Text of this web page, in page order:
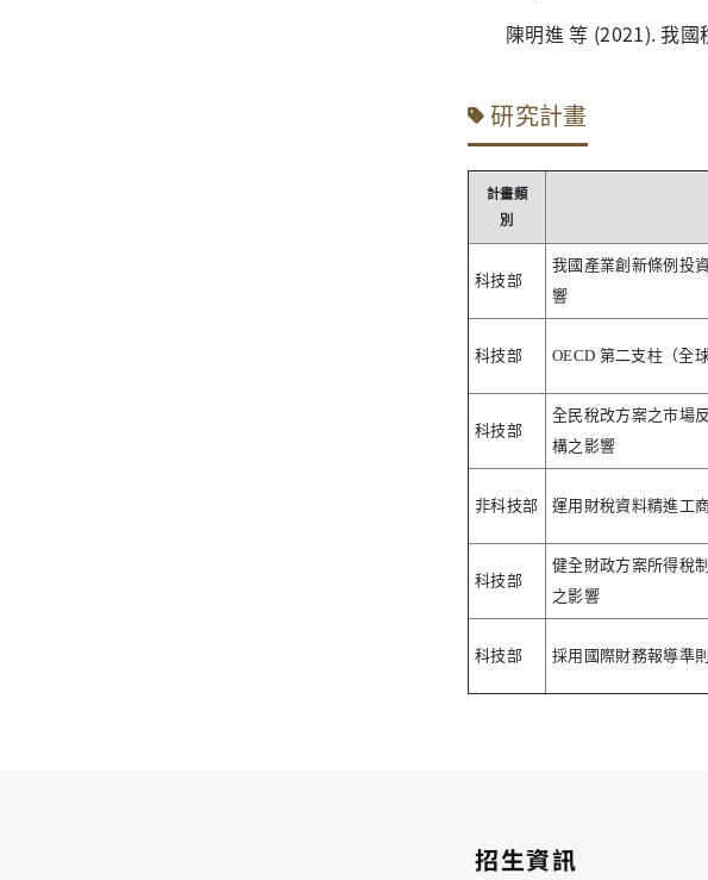
陳明進 等 (2021). 我
研究計畫
計畫類
別
科技部
我國產業創新條例投
響
科技部 OECD 第二支柱（全
科技部
全民稅改方案之市場
構之影響
非科技部 運用財稅資料精進工
科技部
健全財政方案所得稅
之影響
科技部 採用國際財務報導準
招生資訊